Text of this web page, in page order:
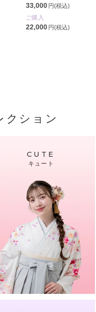
33,000 円(税込)
ご購入
22,000 円(税込)
クション
CUTE
キュート